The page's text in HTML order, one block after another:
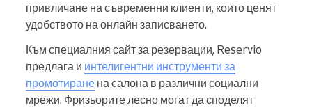
привличане на съвременни клиенти, които ценят
удобството на онлайн записването.
Към специалния сайт за резервации, Reservio
предлага и интелигентни инструменти за
промотиране на салона в различни социални
мрежи. Фризьорите лесно могат да споделят